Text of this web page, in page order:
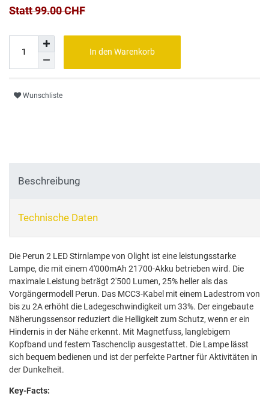
Statt 99.00 CHF
In den Warenkorb
Wunschliste
Beschreibung
Technische Daten
Die Perun 2 LED Stirnlampe von Olight ist eine leistungsstarke
Lampe, die mit einem 4'000mAh 21700-Akku betrieben wird. Die
maximale Leistung beträgt 2'500 Lumen, 25% heller als das
Vorgängermodell Perun. Das MCC3-Kabel mit einem Ladestrom von
bis zu 2A erhöht die Ladegeschwindigkeit um 33%. Der eingebaute
Näherungssensor reduziert die Helligkeit zum Schutz, wenn er ein
Hindernis in der Nähe erkennt. Mit Magnetfuss, langlebigem
Kopfband und festem Taschenclip ausgestattet. Die Lampe lässt
sich bequem bedienen und ist der perfekte Partner für Aktivitäten in
der Dunkelheit.
Key-Facts: